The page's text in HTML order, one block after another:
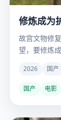
修炼成为
故宫文物修
望，要修炼成
2026 国产
国产 电影